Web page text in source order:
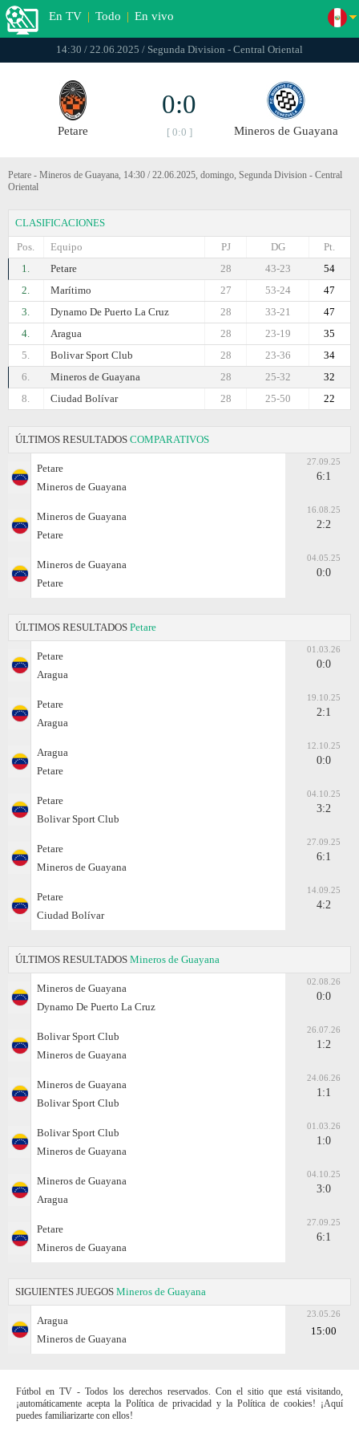
En TV | Todo | En vivo
14:30 / 22.06.2025 / Segunda Division - Central Oriental
Petare
0:0
[ 0:0 ] Mineros de Guayana
Petare - Mineros de Guayana, 14:30 / 22.06.2025, domingo, Segunda Division - Central
Oriental
CLASIFICACIONES
Pos.
Equipo Pt.
DG
PJ
1.
Petare 54
43-23
28
2.
Marítimo 47
53-24
27
3.
Dynamo De Puerto La Cruz 47
33-21
28
4.
Aragua 35
23-19
28
5.
Bolivar Sport Club 34
23-36
28
6.
Mineros de Guayana 32
25-32
28
8.
Ciudad Bolívar 22
25-50
28
ÚLTIMOS RESULTADOS COMPARATIVOS
Petare
Mineros de Guayana
27.09.25
6:1
Mineros de Guayana
Petare
16.08.25
2:2
Mineros de Guayana
Petare
04.05.25
0:0
ÚLTIMOS RESULTADOS Petare
Petare
Aragua
01.03.26
0:0
Petare
Aragua
19.10.25
2:1
Aragua
Petare
12.10.25
0:0
Petare
Bolivar Sport Club
04.10.25
3:2
Petare
Mineros de Guayana
27.09.25
6:1
Petare
Ciudad Bolívar
14.09.25
4:2
ÚLTIMOS RESULTADOS Mineros de Guayana
Mineros de Guayana
Dynamo De Puerto La Cruz
02.08.26
0:0
Bolivar Sport Club
Mineros de Guayana
26.07.26
1:2
Mineros de Guayana
Bolivar Sport Club
24.06.26
1:1
Bolivar Sport Club
Mineros de Guayana
01.03.26
1:0
Mineros de Guayana
Aragua
04.10.25
3:0
Petare
Mineros de Guayana
27.09.25
6:1
SIGUIENTES JUEGOS Mineros de Guayana
Aragua
Mineros de Guayana
23.05.26
15:00
Fútbol en TV - Todos los derechos reservados. Con el sitio que está visitando,
¡automáticamente acepta la Política de privacidad y la Política de cookies! ¡Aquí
puedes familiarizarte con ellos!